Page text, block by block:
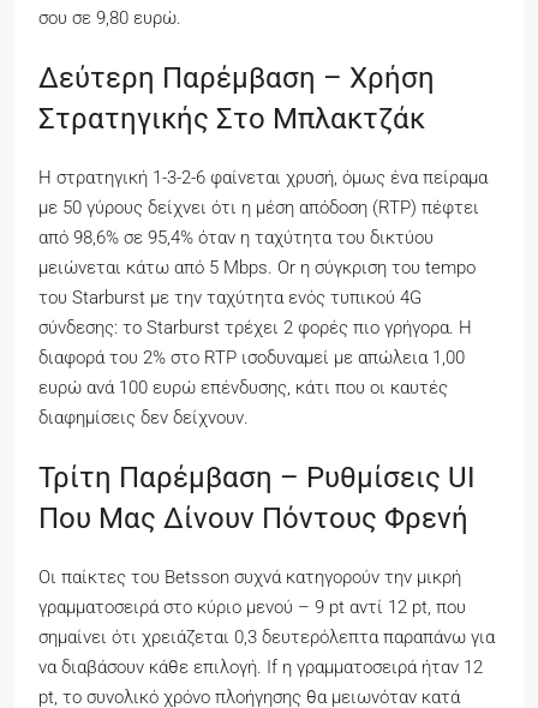
σου σε 9,80 ευρώ.
Δεύτερη Παρέμβαση – Χρήση
Στρατηγικής Στο Μπλακτζάκ
Η στρατηγική 1-3-2-6 φαίνεται χρυσή, όμως ένα πείραμα
με 50 γύρους δείχνει ότι η μέση απόδοση (RTP) πέφτει
από 98,6% σε 95,4% όταν η ταχύτητα του δικτύου
μειώνεται κάτω από 5 Mbps. Or η σύγκριση του tempo
του Starburst με την ταχύτητα ενός τυπικού 4G
σύνδεσης: το Starburst τρέχει 2 φορές πιο γρήγορα. Η
διαφορά του 2% στο RTP ισοδυναμεί με απώλεια 1,00
ευρώ ανά 100 ευρώ επένδυσης, κάτι που οι καυτές
διαφημίσεις δεν δείχνουν.
Τρίτη Παρέμβαση – Ρυθμίσεις UI
Που Μας Δίνουν Πόντους Φρενή
Οι παίκτες του Betsson συχνά κατηγορούν την μικρή
γραμματοσειρά στο κύριο μενού – 9 pt αντί 12 pt, που
σημαίνει ότι χρειάζεται 0,3 δευτερόλεπτα παραπάνω για
να διαβάσουν κάθε επιλογή. If η γραμματοσειρά ήταν 12
pt, το συνολικό χρόνο πλοήγησης θα μειωνόταν κατά